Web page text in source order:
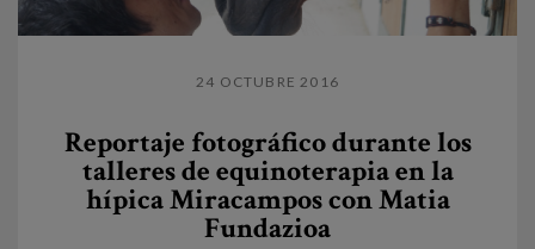
24 OCTUBRE 2016
Reportaje fotográfico durante los
talleres de equinoterapia en la
hípica Miracampos con Matia
Fundazioa